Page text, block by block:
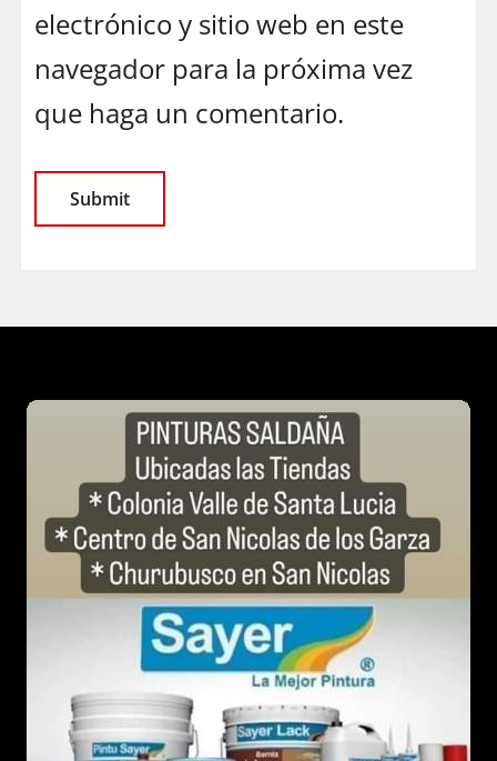
electrónico y sitio web en este
navegador para la próxima vez
que haga un comentario.